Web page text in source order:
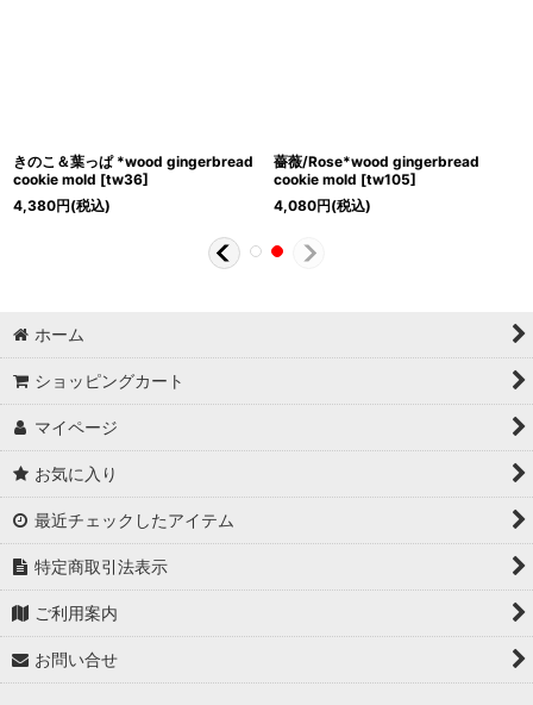
きのこ＆葉っぱ *wood gingerbread
cookie mold [tw36]
4,380円(税込)
薔薇/Rose*wood gingerbread
cookie mold [tw105]
4,080円(税込)
ホーム
ショッピングカート
マイページ
お気に入り
最近チェックしたアイテム
特定商取引法表示
ご利用案内
お問い合せ